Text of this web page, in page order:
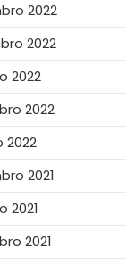
2022
2022
2022
2022
2021
2021
2021